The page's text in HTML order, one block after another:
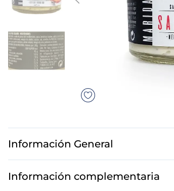
Información General
Información complementaria
7. canelones
8. gambon
9 sushi